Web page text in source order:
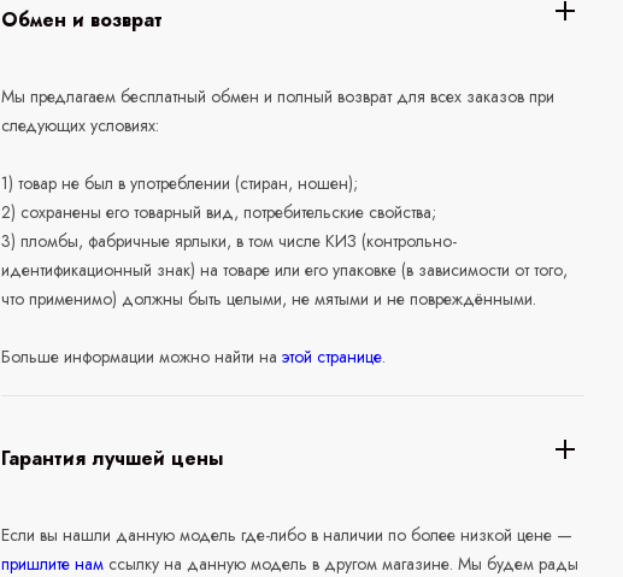
Обмен и возврат
Мы предлагаем бесплатный обмен и полный возврат для всех заказов при
следующих условиях:
1) товар не был в употреблении (стиран, ношен);
2) сохранены его товарный вид, потребительские свойства;
3) пломбы, фабричные ярлыки, в том числе КИЗ (контрольно-
идентификационный знак) на товаре или его упаковке (в зависимости от того,
что применимо) должны быть целыми, не мятыми и не повреждёнными.
Больше информации можно найти наэтой странице.
Гарантия лучшей цены
Если вы нашли данную модель где-либо в наличии по более низкой цене —
пришлите нам ссылку на данную модель в другом магазине. Мы будем рады